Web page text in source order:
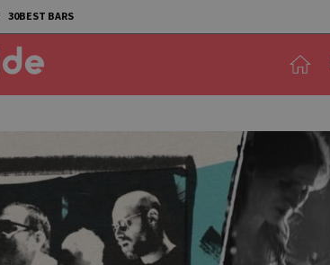
30BEST BARS